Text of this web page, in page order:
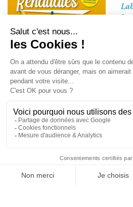
AGENDA